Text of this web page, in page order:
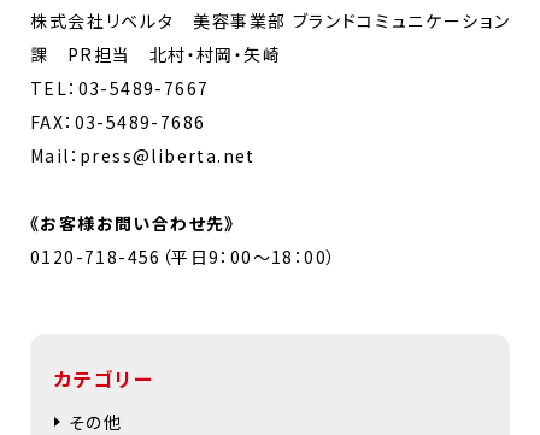
株式会社リベルタ 美容事業部 ブランドコミュニケーション
課 PR担当 北村・村岡・矢崎
TEL：03-5489-7667
FAX：03-5489-7686
Mail：press@liberta.net
《お客様お問い合わせ先》
0120-718-456（平日9：00～18：00）
カテゴリー
その他